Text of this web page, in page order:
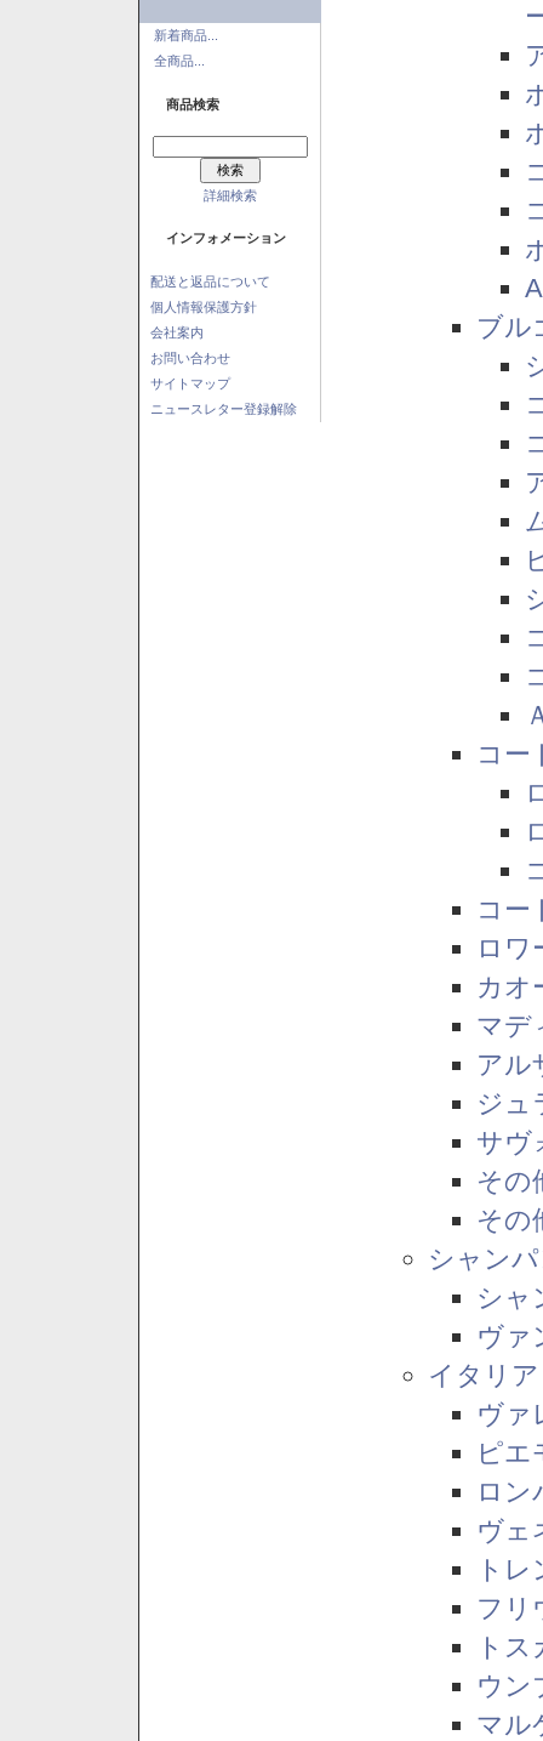
新着商品...
全商品...
商品検索
詳細検索
インフォメーション
配送と返品について
個人情報保護方針
会社案内
お問い合わせ
サイトマップ
ニュースレター登録解除
ブル
コー
コー
ロワ
カオ
マデ
アル
ジュ
サヴ
その
その
シャン
シャ
ヴァ
イタリア
ヴァ
ピエ
ロン
ヴェ
ト
フリ
ト
ウン
マル